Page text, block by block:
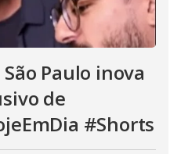
Paulo inova
de
#Shorts